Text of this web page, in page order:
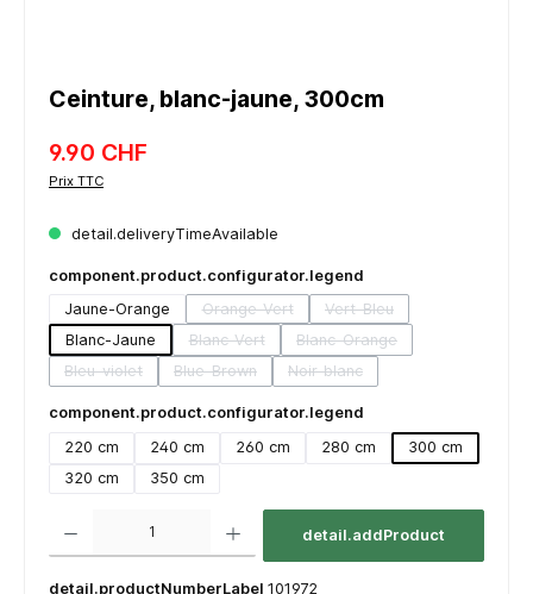
Ceinture, blanc-jaune, 300cm
9.90 CHF
Prix TTC
detail.deliveryTimeAvailable
component.product.configurator.legend
Jaune-Orange
Orange-Vert
(detail.unavailableTooltip)
Vert-Bleu
(detail.unavailableTooltip)
Blanc-Jaune Blanc-Vert
(detail.unavailableTooltip)
Blanc-Orange
(detail.unavailableTooltip)
Bleu-violet
(detail.unavailableTooltip)
Blue-Brown
(detail.unavailableTooltip)
Noir-blanc
(detail.unavailableTooltip)
component.product.configurator.legend
220 cm
240 cm 260 cm 280 cm
300 cm
320 cm
350 cm
detail.addProduct
detail.productNumberLabel 101972